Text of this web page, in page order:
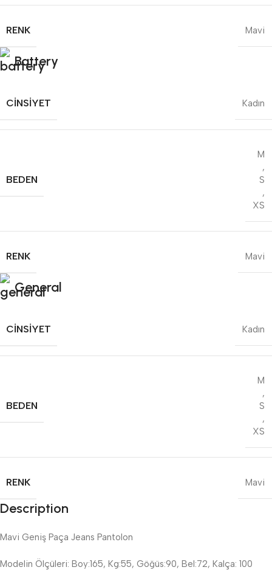
RENK Mavi
Battery
CINSIYET Kadın
BEDEN
M
,
S
,
XS
RENK Mavi
General
CINSIYET Kadın
BEDEN
M
,
S
,
XS
RENK Mavi
Description
Mavi Geniş Paça Jeans Pantolon
Modelin Ölçüleri: Boy:165, Kg:55, Göğüs:90, Bel:72, Kalça: 100